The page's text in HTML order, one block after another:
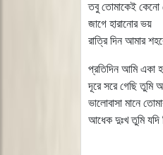
তবু তোমাকেই
জাগে হারানোর ভয়
রাত্রি দিন আমার
প্রতিদিন আমি একা
দূরে সরে গেছি তুমি
ভালোবাসা মানে
আধেক দুঃখ তুমি